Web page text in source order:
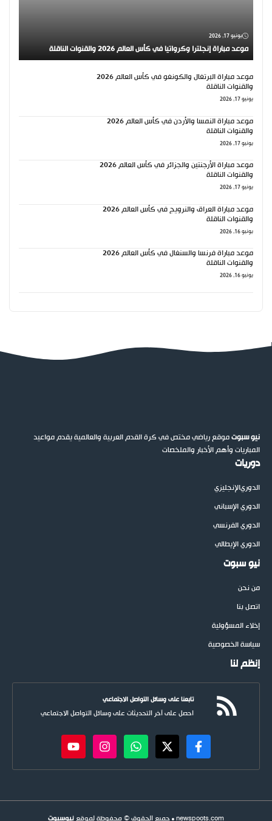
يونيو 17, 2026
موعد مباراة إنجلترا وكرواتيا في كأس العالم 2026 والقنوات الناقلة
موعد مباراة البرتغال والكونغو في كأس العالم 2026
والقنوات الناقلة
يونيو 17, 2026
موعد مباراة النمسا والأردن في كأس العالم 2026
والقنوات الناقلة
يونيو 17, 2026
موعد مباراة الأرجنتين والجزائر في كأس العالم 2026
والقنوات الناقلة
يونيو 17, 2026
موعد مباراة العراق والنرويج في كأس العالم 2026
والقنوات الناقلة
يونيو 16, 2026
موعد مباراة فرنسا والسنغال في كأس العالم 2026
والقنوات الناقلة
يونيو 16, 2026
نيو سبوتموقع رياضي مختص في كرة القدم العربية والعالمية يقدم مواعيد
المباريات وأهم الأخبار والملخصات
دوريات
الدوريالإنجليزي
الدوري الإسباني
الدوري الفرنسي
الدوري الإيطالي
نيو سبوت
من نحن
اتصل بنا
إخلاء المسؤولية
سياسة الخصوصية
إنظم لنا
تابعنا على وسائل التواصل الاجتماعي
احصل على آخر التحديثات على وسائل التواصل الاجتماعي